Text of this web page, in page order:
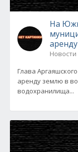
На
Новости
Глава
аренду землю в
водохранилища...